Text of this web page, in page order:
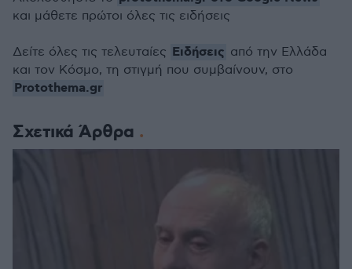
Σχετικά Άρθρα
και μάθετε πρώτοι όλες τις ειδήσεις
Δείτε όλες τις τελευταίες Ειδήσεις από την Ελλάδα
και τον Κόσμο, τη στιγμή που συμβαίνουν, στο
Protothema.gr